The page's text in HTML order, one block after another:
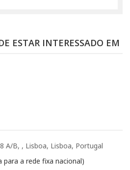
ESTAR INTERESSADO EM
A/B, , Lisboa, Lisboa, Portugal
para a rede fixa nacional)